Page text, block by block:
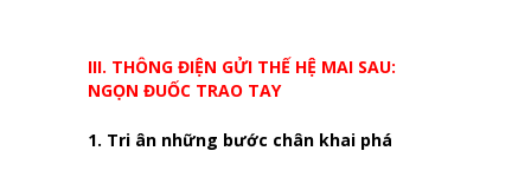
III. THÔNG ĐIỆN GỬI THẾ HỆ MAI SAU:
NGỌN ĐUỐC TRAO TAY
1. Tri ân những bước chân khai phá